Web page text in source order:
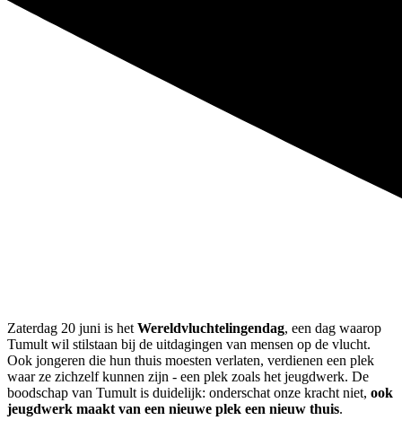
Zaterdag 20 juni is het Wereldvluchtelingendag, een dag waarop
Tumult wil stilstaan bij de uitdagingen van mensen op de vlucht.
Ook jongeren die hun thuis moesten verlaten, verdienen een plek
waar ze zichzelf kunnen zijn - een plek zoals het jeugdwerk. De
boodschap van Tumult is duidelijk: onderschat onze kracht niet, ook
jeugdwerk maakt van een nieuwe plek een nieuw thuis.